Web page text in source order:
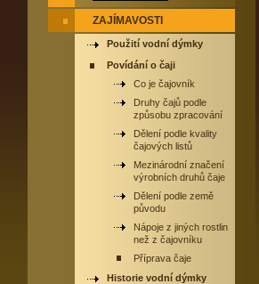
ZAJÍMAVOSTI
Použití vodní dýmky
Povídání o čaji
Co je čajovník
Druhy čajů podle
způsobu zpracování
Dělení podle kvality
čajových listů
Mezinárodní značení
výrobních druhů čaje
Dělení podle země
původu
Nápoje z jiných rostlin
než z čajovníku
Příprava čaje
Historie vodní dýmky